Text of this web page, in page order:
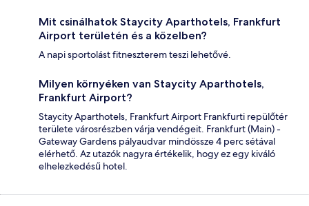
Mit csinálhatok Staycity Aparthotels, Frankfurt
Airport területén és a közelben?
A napi sportolást fitneszterem teszi lehetővé.
Milyen környéken van Staycity Aparthotels,
Frankfurt Airport?
Staycity Aparthotels, Frankfurt Airport Frankfurti repülőtér
területe városrészben várja vendégeit. Frankfurt (Main) -
Gateway Gardens pályaudvar mindössze 4 perc sétával
elérhető. Az utazók nagyra értékelik, hogy ez egy kiváló
elhelezkedésű hotel.